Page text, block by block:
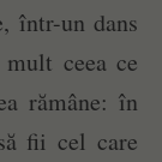
într-un dans
ceea ce
rămâne: în
fii cel care